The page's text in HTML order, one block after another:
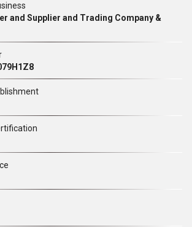
कटिंग मशीन, कटिंग ब्लेड, कॉर्डलेस ड्रिल
हमारी मजबूत बाजार प्रतिष्ठा किसकी नींव
विश्वसनीयता, और गुणवत्ता आश्वासन। हम
स्रोत बनाते हैं प्रतिष्ठित विक्रेताओं से जो
और में विशिष्ट हैं परफ़ॉर्मेंस। उत्कृष्टता के
के माध्यम से, हम मिलना जारी रखते हैं दक्षता
हमारे ग्राहकों की बढ़ती ज़रूरतें
and Supplier and Trading Company &